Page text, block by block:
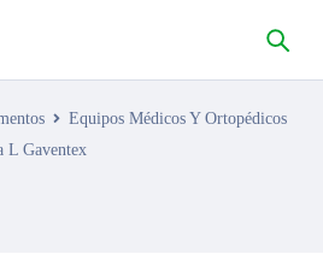
Equipos Médicos Y Ortopédicos
L Gaventex